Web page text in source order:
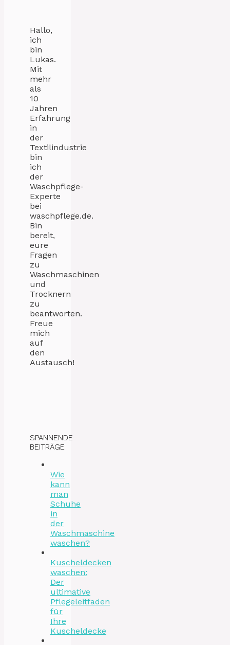
Hallo,
ich
bin
Lukas.
Mit
mehr
als
10
Jahren
Erfahrung
in
der
Textilindustrie
bin
ich
der
Waschpflege-
Experte
bei
waschpflege.de.
Bin
bereit,
eure
Fragen
zu
Waschmaschinen
und
Trocknern
zu
beantworten.
Freue
mich
auf
den
Austausch!
SPANNENDE
BEITRÄGE
Wie
kann
man
Schuhe
in
der
Waschmaschine
waschen?
Kuscheldecken
waschen:
Der
ultimative
Pflegeleitfaden
für
Ihre
Kuscheldecke